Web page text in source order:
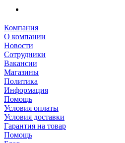
Компания
О компании
Новости
Сотрудники
Вакансии
Магазины
Политика
Информация
Помощь
Условия оплаты
Условия доставки
Гарантия на товар
Помощь